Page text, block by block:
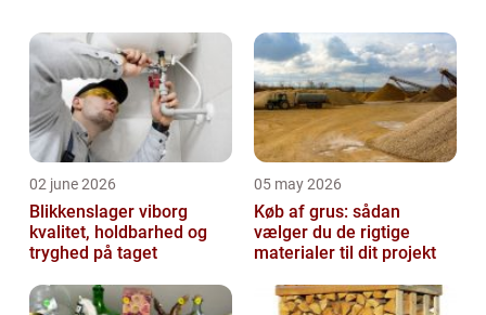
02 june 2026
Blikkenslager viborg
kvalitet, holdbarhed og
tryghed på taget
05 may 2026
Køb af grus: sådan
vælger du de rigtige
materialer til dit projekt